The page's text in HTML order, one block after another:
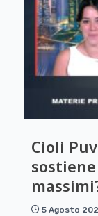
Cioli
5 Agosto